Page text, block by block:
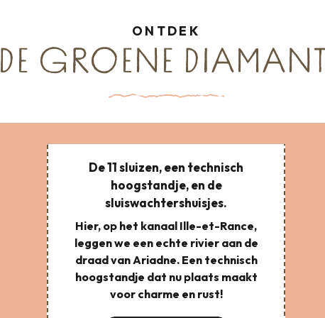
ONTDEK
DE GROENE
De 11 sluizen, een technisch
hoogstandje, en de
sluiswachtershuisjes.
Hier, op het kanaal Ille-et-Rance,
leggen we een echte rivier aan de
draad van Ariadne. Een technisch
hoogstandje dat nu plaats maakt
voor charme en rust!